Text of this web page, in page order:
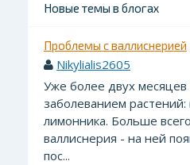
Новые темы в блогах
Проблемы с валлиснерией
Nikylialis2605
Уже более двух месяцев
заболеванием растений:
лимонника. Больше
валлиснерия - на ней
пос...